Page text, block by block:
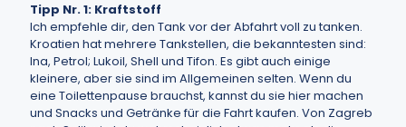
Tipp Nr. 1: Kraftstoff
Ich empfehle dir, den Tank vor der Abfahrt voll zu tanken.
Kroatien hat mehrere Tankstellen, die bekanntesten sind:
Ina, Petrol; Lukoil, Shell und Tifon. Es gibt auch einige
kleinere, aber sie sind im Allgemeinen selten. Wenn du
eine Toilettenpause brauchst, kannst du sie hier machen
und Snacks und Getränke für die Fahrt kaufen. Von Zagreb